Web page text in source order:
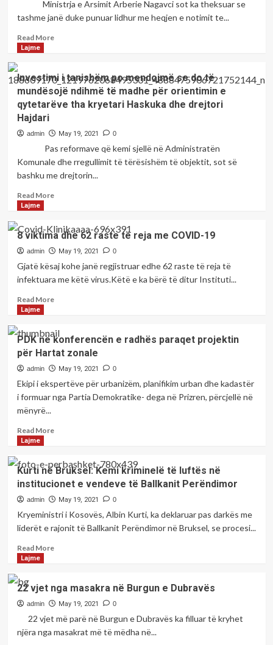
hapët
orientim
në
karrierë
Ministrja e Arsimit Arberie Nagavci sot ka theksuar se
tashme janë duke punuar lidhur me heqjen e notimit te...
Read MoreRead
Nagavci
pohon
se
punohet
ligjin
qe
nxënësit
fillor
notohen
Lajme
Investimi i tanishëm po mendojmë se do të
mundësojë ndihmë të madhe për orientimin e
qytetarëve tha kryetari Haskuka dhe drejtori
Hajdari
admin May 19, 2021 0
Pas reformave që kemi sjellë në Administratën
Komunale dhe rregullimit të tërësishëm të objektit, sot së
bashku me drejtorin...
Read MoreRead
Investimi
i
tanishëm
po
mendojmë
do
ndihmë
të
madhe
për
orientimin
e
qytetarëve
drejtori
Hajdari
Lajme
8 viktima dhe 62 raste të reja me COVID-19
admin May 19, 2021 0
Gjatë kësaj kohe janë regjistruar edhe 62 raste të reja të
infektuara me këtë virus.Këtë e ka bërë të ditur Instituti...
Read MoreRead
8
viktima
dhe
62
të
reja
Lajme
PDK në konferencën e radhës paraqet projektin
për Hartat zonale
admin May 19, 2021 0
Ekipi i ekspertëve për urbanizëm, planifikim urban dhe kadastër
i formuar nga Partia Demokratike- dega në Prizren, përcjellë në
mënyrë...
Read MoreRead
PDK
në
konferencën
e
radhës
projektin
Lajme
Kurti në Bruksel: Kemi kriminelë të luftës në
institucionet e vendeve të Ballkanit Perëndimor
admin May 19, 2021 0
Kryeministri i Kosovës, Albin Kurti, ka deklaruar pas darkës me
liderët e rajonit të Ballkanit Perëndimor në Bruksel, se procesi...
Read MoreRead
në
Bruksel:
Kemi
kriminelë
Lajme
22 vjet nga masakra në Burgun e Dubravës
admin May 19, 2021 0
22 vjet më parë në Burgun e Dubravës ka filluar të kryhet
njëra nga masakrat më të mëdha në...